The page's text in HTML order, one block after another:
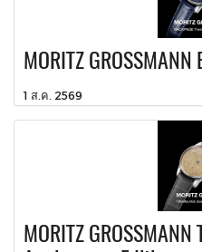
MORITZ
1 ส.ค. 2569
MORITZ GROSSMANN